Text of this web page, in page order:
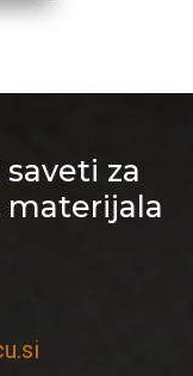
za
materijala